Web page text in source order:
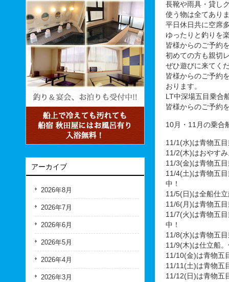
長靴や雨具・貸し
使う物は全てあり
平日休日共に空席
ゆったりと釣りを
皆様からのご予約
初めての方も親切
ぜひ遊びに来てく
皆様からのご予約
おります。
LT中深場五目乗合
皆様からのご予約
10月・11月の乗合
11/1(水)は青物五
11/2(木)はおやす
11/3(金)は青物五
11/4(土)は青物五
中！
11/5(日)は全船仕
11/6(月)は青物五
11/7(火)は青物五
中！
11/8(水)は青物五
11/9(木)は仕立船
11/10(金)は青物五
11/11(土)は青物五
11/12(日)は青物五
アーカイブ
2026年8月
2026年7月
2026年6月
2026年5月
2026年4月
2026年3月